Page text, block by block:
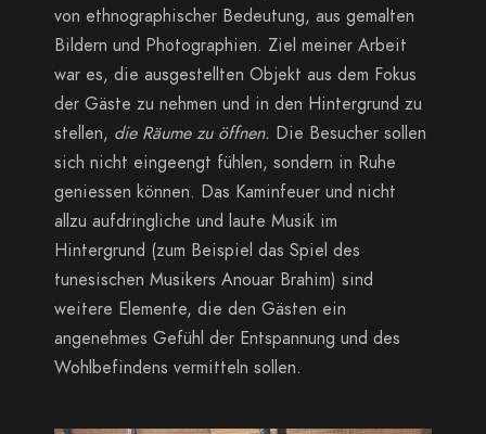
von ethnographischer Bedeutung, aus gemalten
Bildern und Photographien. Ziel meiner Arbeit
war es, die ausgestellten Objekt aus dem Fokus
der Gäste zu nehmen und in den Hintergrund zu
stellen, die Räume zu öffnen. Die Besucher sollen
sich nicht eingeengt fühlen, sondern in Ruhe
geniessen können. Das Kaminfeuer und nicht
allzu aufdringliche und laute Musik im
Hintergrund (zum Beispiel das Spiel des
tunesischen Musikers Anouar Brahim) sind
weitere Elemente, die den Gästen ein
angenehmes Gefühl der Entspannung und des
Wohlbefindens vermitteln sollen.